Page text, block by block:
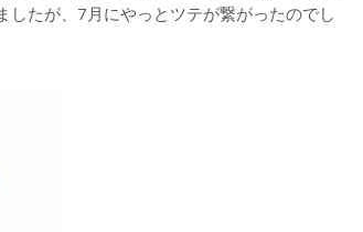
たが、7月にやっとツテが繋がったのでし